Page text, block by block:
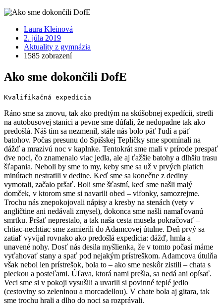
Laura Kleinová
2. júla 2019
Aktuality z gymnázia
1585 zobrazení
Ako sme dokončili DofE
Kvalifikačná expedícia
Ráno sme sa znovu, tak ako predtým na skúšobnej expedícii, stretli
na autobusovej stanici a pevne sme dúfali, že nedopadne tak ako
predošlá. Náš tím sa nezmenil, stále nás bolo päť ľudí a päť
batohov. Počas presunu do Spišskej Tepličky sme spomínali na
dážď a mrazivú noc v kaplnke. Tentokrát sme mali v prírode prespať
dve noci, čo znamenalo viac jedla, ale aj ťažšie batohy a dlhšiu trasu
šľapania. Neboli by sme to my, keby sme sa už v prvých piatich
minútach nestratili v dedine. Keď sme sa konečne z dediny
vymotali, začalo pršať. Boli sme šťastní, keď sme našli malý
domček, v ktorom sme si navarili obed – vifonky, samozrejme.
Trochu nás znepokojovali nápisy a kresby na stenách (vety v
angličtine ani nedávali zmysel), dokonca sme našli namaľovanú
smrtku. Pršať neprestalo, a tak naša cesta musela pokračovať –
chtiac-nechtiac sme zamierili do Adamcovej útulne. Deň prvý sa
zatiaľ vyvíjal rovnako ako predošlá expedícia: dážď, hmla a
unavené nohy. Dosť nás desila myšlienka, že v tomto počasí máme
vyťahovať stany a spať pod nejakým prístreškom. Adamcova útulňa
však nebol len prístrešok, bola to – ako sme neskôr zistili – chata s
pieckou a posteľami. Úľava, ktorá nami prešla, sa nedá ani opísať.
Veci sme si v pokoji vysušili a uvarili si povinné teplé jedlo
(cestoviny so zeleninou a morcadellou). V chate bola aj gitara, tak
sme trochu hrali a dlho do noci sa rozprávali.